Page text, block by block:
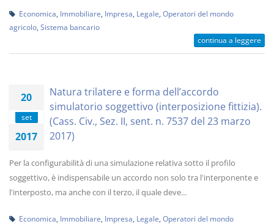
Economica Immobiliare Impresa Legale Operatori del mondo
agricolo Sistema bancario
continua a leggere
20
set
2017
Natura trilatere e forma dell’accordo
simulatorio soggettivo (interposizione fittizia).
(Cass. Civ., Sez. II, sent. n. 7537 del 23 marzo
2017)
Per la configurabilità di una simulazione relativa sotto il profilo
soggettivo, è indispensabile un accordo non solo tra l'interponente e
l'interposto, ma anche con il terzo, il quale deve...
Economica Immobiliare Impresa Legale Operatori del mondo